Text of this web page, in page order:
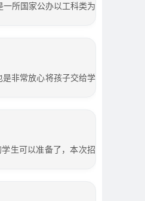
所国家公办以工科类为
非常放心将孩子交给学
生可以准备了，本次招